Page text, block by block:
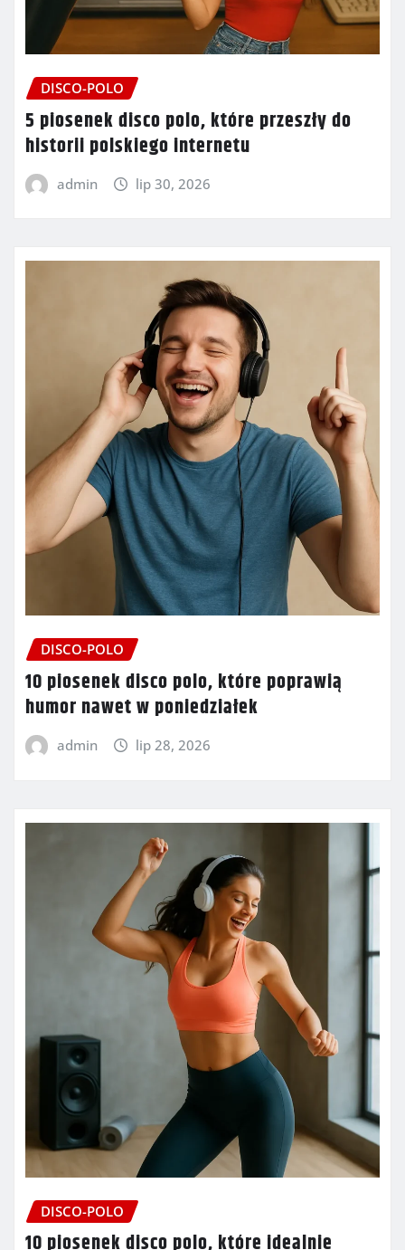
DISCO-POLO
5 piosenek disco polo, które przeszły do
historii polskiego internetu
admin lip 30, 2026
DISCO-POLO
10 piosenek disco polo, które poprawią
humor nawet w poniedziałek
admin lip 28, 2026
DISCO-POLO